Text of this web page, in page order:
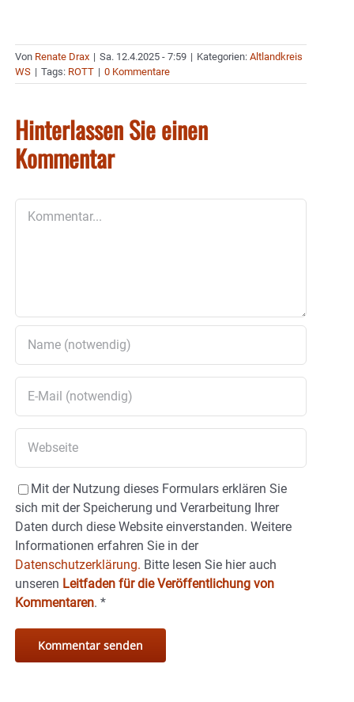
Von Renate Drax | Sa. 12.4.2025 - 7:59 | Kategorien: Altlandkreis
WS | Tags: ROTT | 0 Kommentare
Hinterlassen Sie einen
Kommentar
Mit der Nutzung dieses Formulars erklären Sie
sich mit der Speicherung und Verarbeitung Ihrer
Daten durch diese Website einverstanden. Weitere
Informationen erfahren Sie in der
Datenschutzerklärung. Bitte lesen Sie hier auch
unseren Leitfaden für die Veröffentlichung von
Kommentaren. *